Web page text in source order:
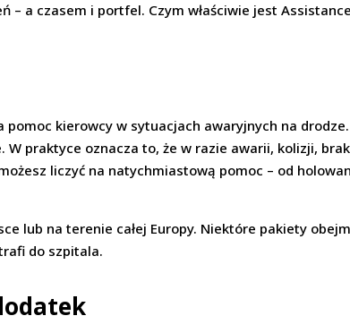
a czasem i portfel. Czym właściwie jest
pomoc kierowcy w sytuacjach awaryjnych na
praktyce oznacza to, że w razie awarii, kolizji,
liczyć na natychmiastową pomoc – od
lub na terenie całej Europy. Niektóre pakiety
do szpitala.